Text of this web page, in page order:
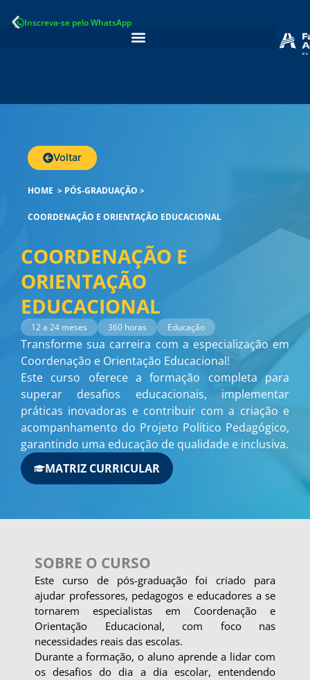
para Inscreva-se pelo WhatsApp
Voltar
HOME > PÓS-GRADUAÇÃO >
COORDENAÇÃO E ORIENTAÇÃO EDUCACIONAL
COORDENAÇÃO E
ORIENTAÇÃO
EDUCACIONAL
12 a 24 meses 360 horas Educação
Transforme sua carreira com a especialização em
Coordenação e Orientação Educacional!
Este curso oferece a formação completa para
superar desafios educacionais, implementar
práticas inovadoras e contribuir com a criação e
acompanhamento do Projeto Político Pedagógico,
garantindo uma educação de qualidade e inclusiva.
MATRIZ CURRICULAR
SOBRE O CURSO
Este curso de pós-graduação foi criado para
ajudar professores, pedagogos e educadores a se
tornarem especialistas em Coordenação e
Orientação Educacional, com foco nas
necessidades reais das escolas.
Durante a formação, o aluno aprende a lidar com
os desafios do dia a dia escolar, entendendo